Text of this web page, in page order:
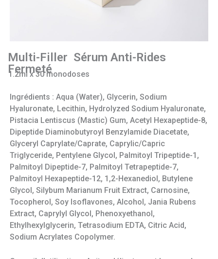
Multi-Filler Sérum Anti-Rides
Fermeté
1.2ml x 30 monodoses
Ingrédients : Aqua (Water), Glycerin, Sodium
Hyaluronate, Lecithin, Hydrolyzed Sodium Hyaluronate,
Pistacia Lentiscus (Mastic) Gum, Acetyl Hexapeptide-8,
Dipeptide Diaminobutyroyl Benzylamide Diacetate,
Glyceryl Caprylate/Caprate, Caprylic/Capric
Triglyceride, Pentylene Glycol, Palmitoyl Tripeptide-1,
Palmitoyl Dipeptide-7, Palmitoyl Tetrapeptide-7,
Palmitoyl Hexapeptide-12, 1,2-Hexanediol, Butylene
Glycol, Silybum Marianum Fruit Extract, Carnosine,
Tocopherol, Soy Isoflavones, Alcohol, Jania Rubens
Extract, Caprylyl Glycol, Phenoxyethanol,
Ethylhexylglycerin, Tetrasodium EDTA, Citric Acid,
Sodium Acrylates Copolymer.